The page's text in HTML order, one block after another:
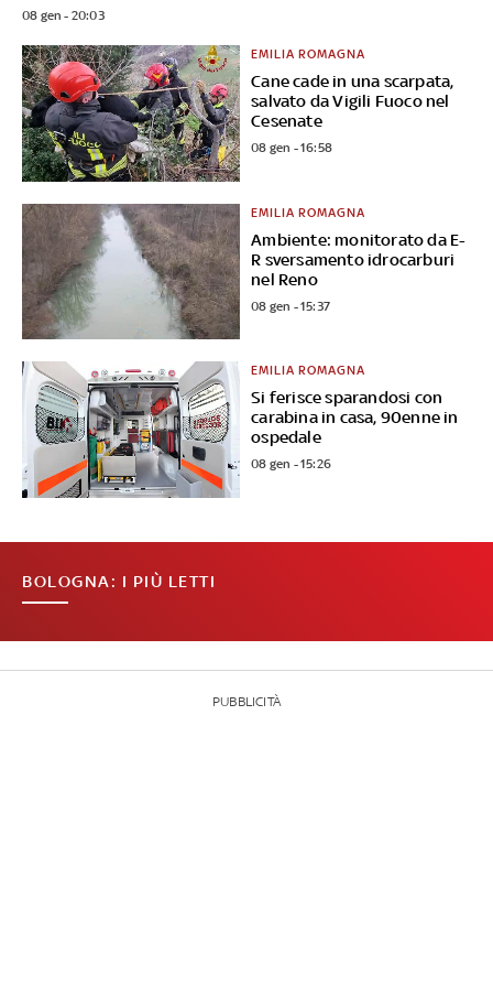
08 gen - 20:03
Cane cade in una scarpata,
salvato da Vigili Fuoco nel
Cesenate
EMILIA ROMAGNA
08 gen - 16:58
Ambiente: monitorato da E-
R sversamento idrocarburi
nel Reno
EMILIA ROMAGNA
08 gen - 15:37
Si ferisce sparandosi con
carabina in casa, 90enne in
ospedale
EMILIA ROMAGNA
08 gen - 15:26
BOLOGNA: I PIÙ LETTI
PUBBLICITÀ